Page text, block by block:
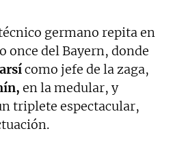
germano repita en
once del Bayern, donde
como jefe de la zaga,
en la medular, y
triplete espectacular,